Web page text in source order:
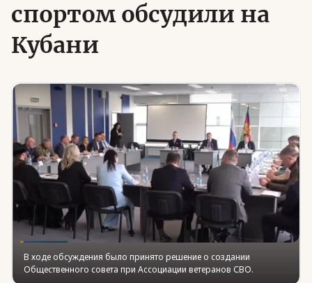
спортом обсудили на
Кубани
В ходе обсуждения было принято решение о создании
Общественного совета при Ассоциации ветеранов СВО.
Юридическая помощь
Региональные меры поддержки